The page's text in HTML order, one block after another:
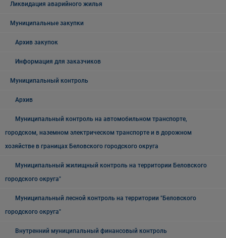
Ликвидация аварийного жилья
Муниципальные закупки
Архив закупок
Информация для заказчиков
Муниципальный контроль
Архив
Муниципальный контроль на автомобильном транспорте,
городском, наземном электрическом транспорте и в дорожном
хозяйстве в границах Беловского городского округа
Муниципальный жилищный контроль на территории Беловского
городского округа"
Муниципальный лесной контроль на территории "Беловского
городского округа"
Внутренний муниципальный финансовый контроль